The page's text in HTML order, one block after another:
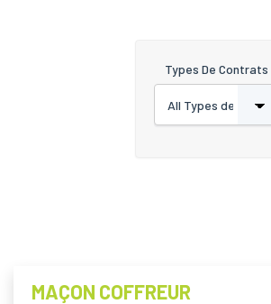
Types De Contrats
MAÇON COFFREUR